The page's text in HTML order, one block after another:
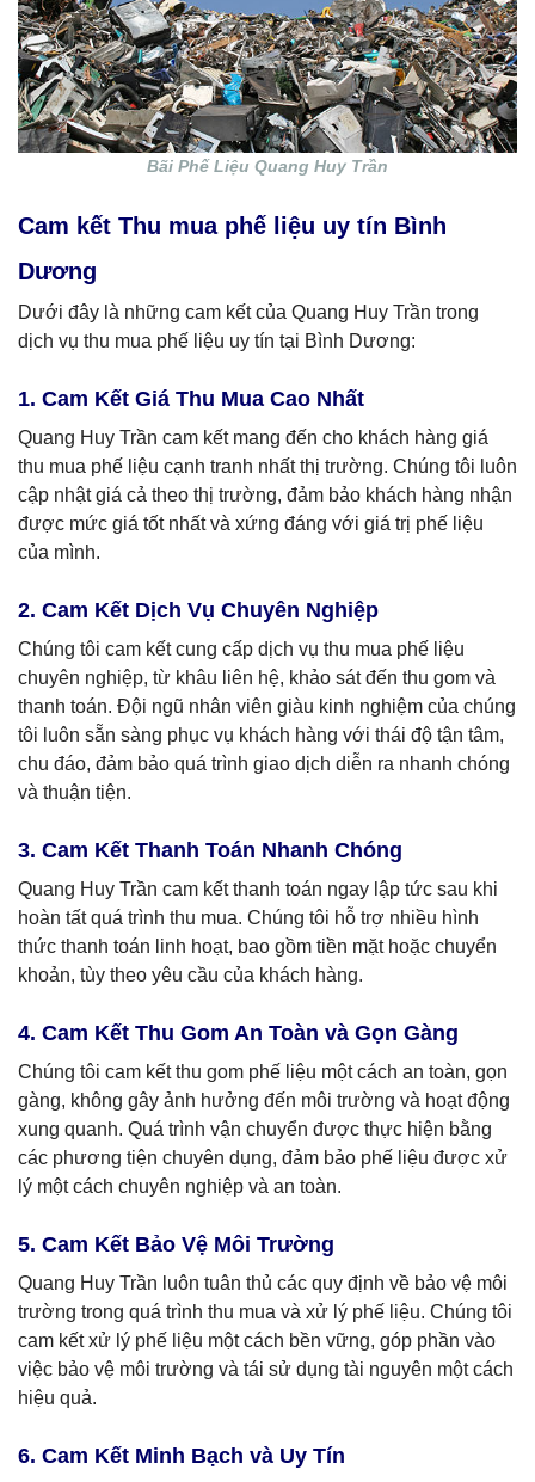
Bãi Phế Liệu Quang Huy Trần
Cam kết Thu mua phế liệu uy tín Bình
Dương
Dưới đây là những cam kết của Quang Huy Trần trong
dịch vụ thu mua phế liệu uy tín tại Bình Dương:
1. Cam Kết Giá Thu Mua Cao Nhất
Quang Huy Trần cam kết mang đến cho khách hàng giá
thu mua phế liệu cạnh tranh nhất thị trường. Chúng tôi luôn
cập nhật giá cả theo thị trường, đảm bảo khách hàng nhận
được mức giá tốt nhất và xứng đáng với giá trị phế liệu
của mình.
2. Cam Kết Dịch Vụ Chuyên Nghiệp
Chúng tôi cam kết cung cấp dịch vụ thu mua phế liệu
chuyên nghiệp, từ khâu liên hệ, khảo sát đến thu gom và
thanh toán. Đội ngũ nhân viên giàu kinh nghiệm của chúng
tôi luôn sẵn sàng phục vụ khách hàng với thái độ tận tâm,
chu đáo, đảm bảo quá trình giao dịch diễn ra nhanh chóng
và thuận tiện.
3. Cam Kết Thanh Toán Nhanh Chóng
Quang Huy Trần cam kết thanh toán ngay lập tức sau khi
hoàn tất quá trình thu mua. Chúng tôi hỗ trợ nhiều hình
thức thanh toán linh hoạt, bao gồm tiền mặt hoặc chuyển
khoản, tùy theo yêu cầu của khách hàng.
4. Cam Kết Thu Gom An Toàn và Gọn Gàng
Chúng tôi cam kết thu gom phế liệu một cách an toàn, gọn
gàng, không gây ảnh hưởng đến môi trường và hoạt động
xung quanh. Quá trình vận chuyển được thực hiện bằng
các phương tiện chuyên dụng, đảm bảo phế liệu được xử
lý một cách chuyên nghiệp và an toàn.
5. Cam Kết Bảo Vệ Môi Trường
Quang Huy Trần luôn tuân thủ các quy định về bảo vệ môi
trường trong quá trình thu mua và xử lý phế liệu. Chúng tôi
cam kết xử lý phế liệu một cách bền vững, góp phần vào
việc bảo vệ môi trường và tái sử dụng tài nguyên một cách
hiệu quả.
6. Cam Kết Minh Bạch và Uy Tín